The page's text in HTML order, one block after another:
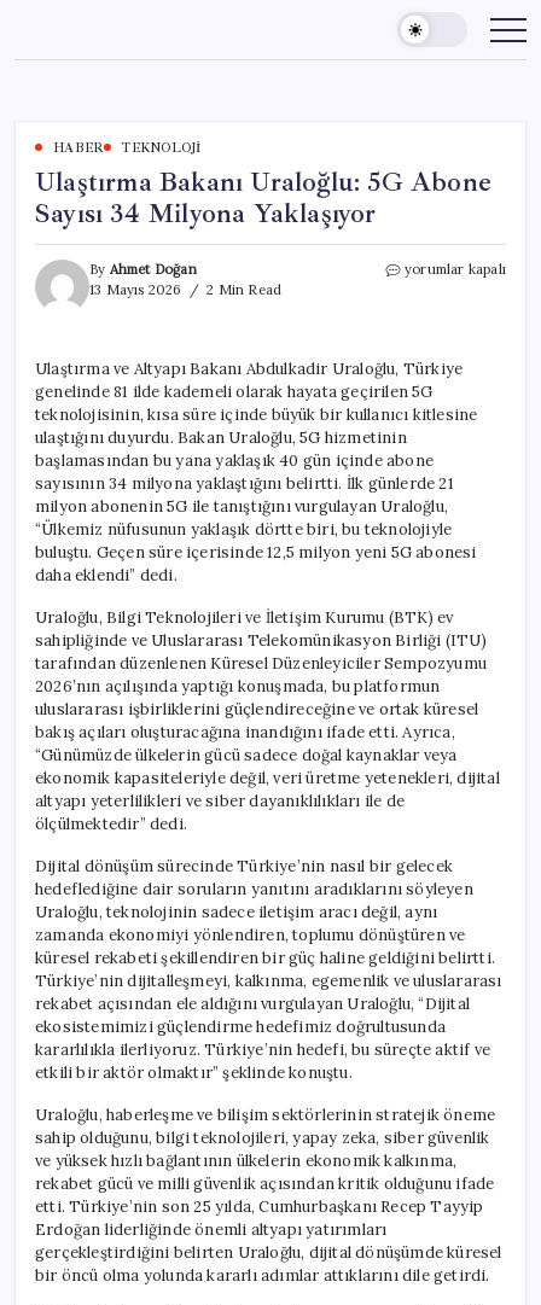
content
HABER TEKNOLOJI
Ulaştırma Bakanı Uraloğlu: 5G Abone
Sayısı 34 Milyona Yaklaşıyor
By Ahmet Doğan
13 Mayıs 2026
2 Min Read
Ulaştırma
Sayısı
34
Milyona
Yaklaşıyor
yorumlar kapalı
Ulaştırma ve Altyapı Bakanı Abdulkadir Uraloğlu, Türkiye
genelinde 81 ilde kademeli olarak hayata geçirilen 5G
teknolojisinin, kısa süre içinde büyük bir kullanıcı kitlesine
ulaştığını duyurdu. Bakan Uraloğlu, 5G hizmetinin
başlamasından bu yana yaklaşık 40 gün içinde abone
sayısının 34 milyona yaklaştığını belirtti. İlk günlerde 21
milyon abonenin 5G ile tanıştığını vurgulayan Uraloğlu,
“Ülkemiz nüfusunun yaklaşık dörtte biri, bu teknolojiyle
buluştu. Geçen süre içerisinde 12,5 milyon yeni 5G abonesi
daha eklendi” dedi.
Uraloğlu, Bilgi Teknolojileri ve İletişim Kurumu (BTK) ev
sahipliğinde ve Uluslararası Telekomünikasyon Birliği (ITU)
tarafından düzenlenen Küresel Düzenleyiciler Sempozyumu
2026’nın açılışında yaptığı konuşmada, bu platformun
uluslararası işbirliklerini güçlendireceğine ve ortak küresel
bakış açıları oluşturacağına inandığını ifade etti. Ayrıca,
“Günümüzde ülkelerin gücü sadece doğal kaynaklar veya
ekonomik kapasiteleriyle değil, veri üretme yetenekleri, dijital
altyapı yeterlilikleri ve siber dayanıklılıkları ile de
ölçülmektedir” dedi.
Dijital dönüşüm sürecinde Türkiye’nin nasıl bir gelecek
hedeflediğine dair soruların yanıtını aradıklarını söyleyen
Uraloğlu, teknolojinin sadece iletişim aracı değil, aynı
zamanda ekonomiyi yönlendiren, toplumu dönüştüren ve
küresel rekabeti şekillendiren bir güç haline geldiğini belirtti.
Türkiye’nin dijitalleşmeyi, kalkınma, egemenlik ve uluslararası
rekabet açısından ele aldığını vurgulayan Uraloğlu, “Dijital
ekosistemimizi güçlendirme hedefimiz doğrultusunda
kararlılıkla ilerliyoruz. Türkiye’nin hedefi, bu süreçte aktif ve
etkili bir aktör olmaktır” şeklinde konuştu.
Uraloğlu, haberleşme ve bilişim sektörlerinin stratejik öneme
sahip olduğunu, bilgi teknolojileri, yapay zeka, siber güvenlik
ve yüksek hızlı bağlantının ülkelerin ekonomik kalkınma,
rekabet gücü ve milli güvenlik açısından kritik olduğunu ifade
etti. Türkiye’nin son 25 yılda, Cumhurbaşkanı Recep Tayyip
Erdoğan liderliğinde önemli altyapı yatırımları
gerçekleştirdiğini belirten Uraloğlu, dijital dönüşümde küresel
bir öncü olma yolunda kararlı adımlar attıklarını dile getirdi.